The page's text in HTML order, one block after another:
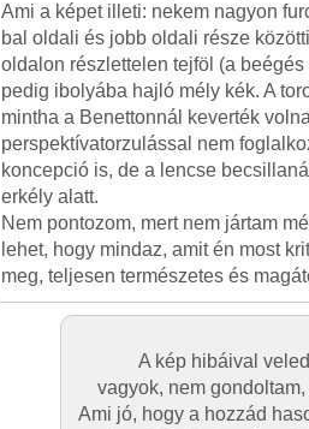
Ami a képet illeti: nekem nagyon
bal oldali és jobb oldali része
oldalon részlettelen tejföl (a
pedig ibolyába hajló mély kék. A
mintha a Benettonnál keverték
perspektívatorzulással nem
koncepció is, de a lencse
erkély alatt.
Nem pontozom, mert nem jártam
lehet, hogy mindaz, amit én most
meg, teljesen természetes és
A kép hibáival
vagyok, nem
Ami jó, hogy a hozzád